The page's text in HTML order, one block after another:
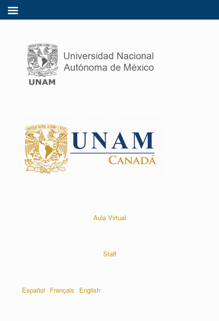
Aula Virtual
Staff
Español Français English